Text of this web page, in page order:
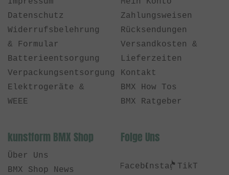
Datenschutz
Widerrufsbelehrung
& Formular
Batterieentsorgung
Verpackungsentsorgung
Elektrogeräte &
WEEE
Zahlungsweisen
Rücksendungen
Versandkosten &
Lieferzeiten
Kontakt
BMX How Tos
BMX Ratgeber
kunstform BMX Shop
Über Uns
BMX Shop News
Folge Uns
FacebookInstagramTikTok